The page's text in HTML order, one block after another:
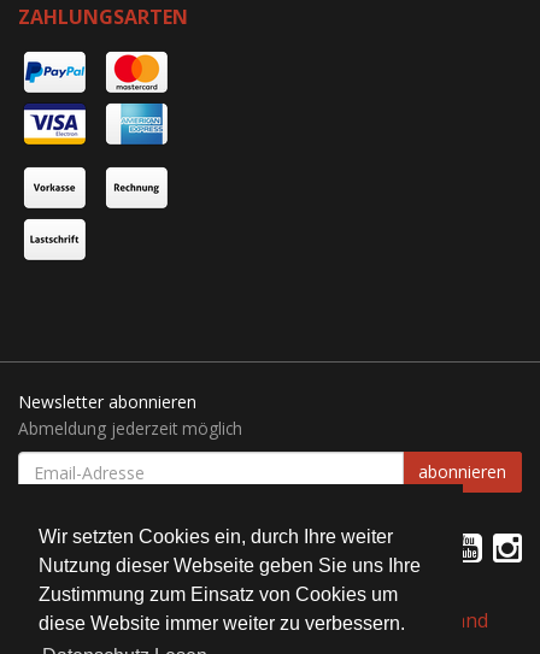
Wir setzten Cookies ein, durch Ihre weiter
Nutzung dieser Webseite geben Sie uns Ihre
Zustimmung zum Einsatz von Cookies um
diese Website immer weiter zu verbessern.
ZAHLUNGSARTEN
Newsletter abonnieren
Abmeldung jederzeit möglich
EMAIL-
ADRESSE
abonnieren
*Alle Preise inkl. gesetzlicher USt., zzgl. Versand